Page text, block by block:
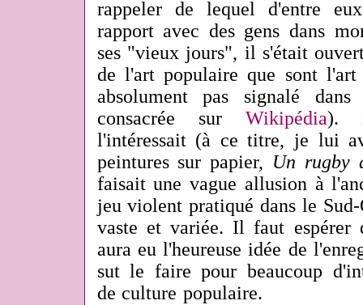
rappeler de lequel d'entre
rapport avec des gens dans
ses "vieux jours", il s'était
de l'art populaire que sont
absolument pas signalé
consacrée sur Wikipédia).
l'intéressait (à ce titre, je lui
peintures sur papier, Un rugby
faisait une vague allusion à
jeu violent pratiqué dans le
vaste et variée. Il faut espérer
aura eu l'heureuse idée de
sut le faire pour beaucoup
de culture populaire.